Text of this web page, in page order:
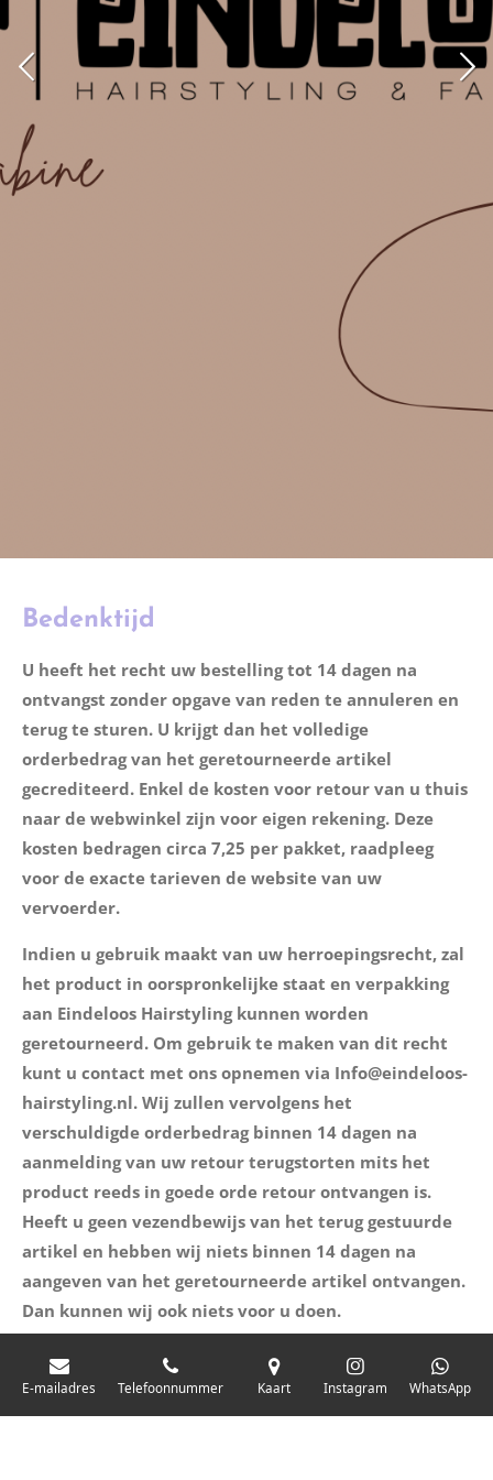
Bedenktijd
U heeft het recht uw bestelling tot 14 dagen na
ontvangst zonder opgave van reden te annuleren en
terug te sturen. U krijgt dan het volledige
orderbedrag van het geretourneerde artikel
gecrediteerd. Enkel de kosten voor retour van u thuis
naar de webwinkel zijn voor eigen rekening. Deze
kosten bedragen circa 7,25 per pakket, raadpleeg
voor de exacte tarieven de website van uw
vervoerder.
Indien u gebruik maakt van uw herroepingsrecht, zal
het product in oorspronkelijke staat en verpakking
aan Eindeloos Hairstyling kunnen worden
geretourneerd. Om gebruik te maken van dit recht
kunt u contact met ons opnemen via Info@eindeloos-
hairstyling.nl. Wij zullen vervolgens het
verschuldigde orderbedrag binnen 14 dagen na
aanmelding van uw retour terugstorten mits het
product reeds in goede orde retour ontvangen is.
Heeft u geen vezendbewijs van het terug gestuurde
artikel en hebben wij niets binnen 14 dagen na
aangeven van het geretourneerde artikel ontvangen.
Dan kunnen wij ook niets voor u doen.
E-mailadres Telefoonnummer Kaart Instagram WhatsApp